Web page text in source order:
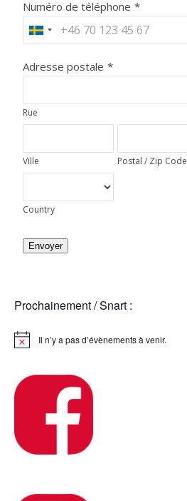
Numéro de téléphone *
Adresse postale *
Rue
Ville Postal / Zip Code
Country
Envoyer
Prochainement / Snart :
Il n’y a pas d’évènements à venir.